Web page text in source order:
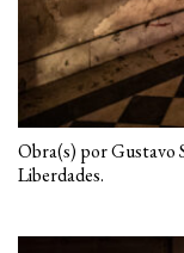
Obra(s) por Gustavo
Liberdades.